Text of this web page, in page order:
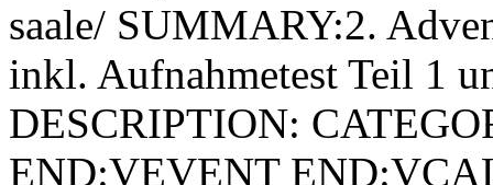
saale/ SUMMARY:2.
inkl. Aufnahmetest Teil 1
DESCRIPTION:
END:VEVENT